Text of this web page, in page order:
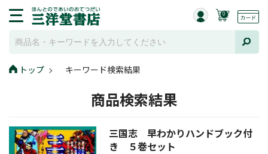
0
トップ キーワード検索結果
商品検索結果
三国志 早わかりハンドブック付
き ５巻セット